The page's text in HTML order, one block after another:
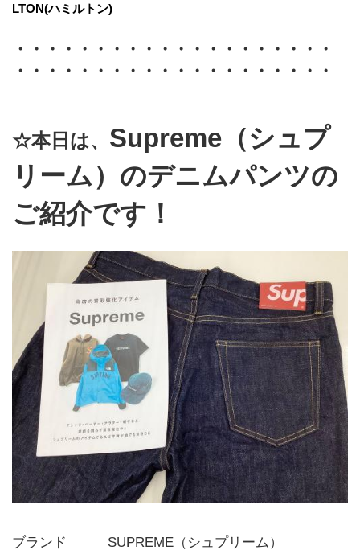
LTON(ハミルトン)
・・・・・・・・・・・・・・・・・・・・
・・・・・・・・・・・・・・・・・・・・
☆本日は、 Supreme（シュプ
リーム）のデニムパンツの
ご紹介です！
ブランド   SUPREME（シュプリーム）